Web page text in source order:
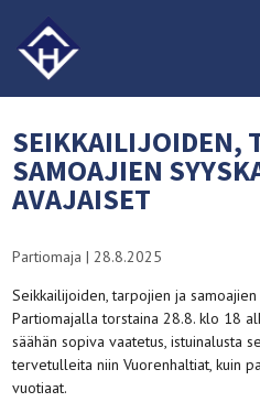
SEIKKAILIJOIDEN,
SAMOAJIEN
AVAJAISET
Partiomaja |28.8.2025
Seikkailijoiden, tarpojien ja
Partiomajalla torstaina 28.8. klo 18
säähän sopiva vaatetus, istuinalusta
tervetulleita niin Vuorenhaltiat, kuin
vuotiaat.